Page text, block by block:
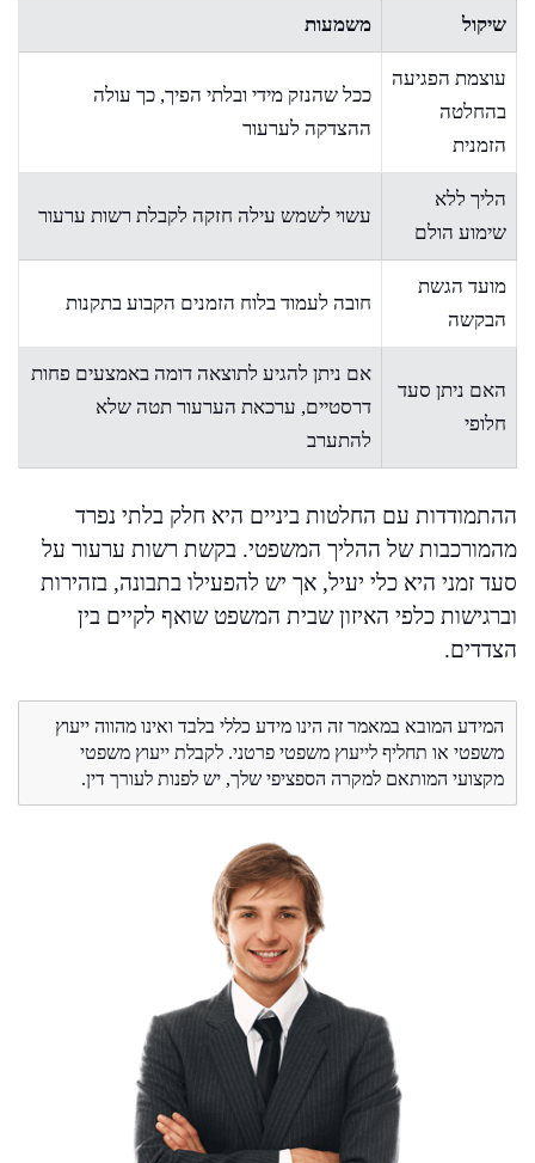
שיקול משמעות
עוצמת הפגיעה
בהחלטה
הזמנית
ככל שהנזק מידי ובלתי הפיך, כך עולה
ההצדקה לערעור
הליך ללא
שימוע הולם
עשוי לשמש עילה חזקה לקבלת רשות ערעור
מועד הגשת
הבקשה
חובה לעמוד בלוח הזמנים הקבוע בתקנות
האם ניתן סעד
חלופי
אם ניתן להגיע לתוצאה דומה באמצעים פחות
דרסטיים, ערכאת הערעור תטה שלא
להתערב
ההתמודדות עם החלטות ביניים היא חלק בלתי נפרד
מהמורכבות של ההליך המשפטי. בקשת רשות ערעור על
סעד זמני היא כלי יעיל, אך יש להפעילו בתבונה, בזהירות
וברגישות כלפי האיזון שבית המשפט שואף לקיים בין
הצדדים.
המידע המובא במאמר זה הינו מידע כללי בלבד ואינו מהווה ייעוץ
משפטי או תחליף לייעוץ משפטי פרטני. לקבלת ייעוץ משפטי
מקצועי המותאם למקרה הספציפי שלך, יש לפנות לעורך דין.